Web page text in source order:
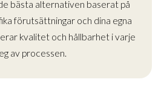
bästa alternativen baserat på
förutsättningar och dina egna
kvalitet och hållbarhet i varje
av processen.